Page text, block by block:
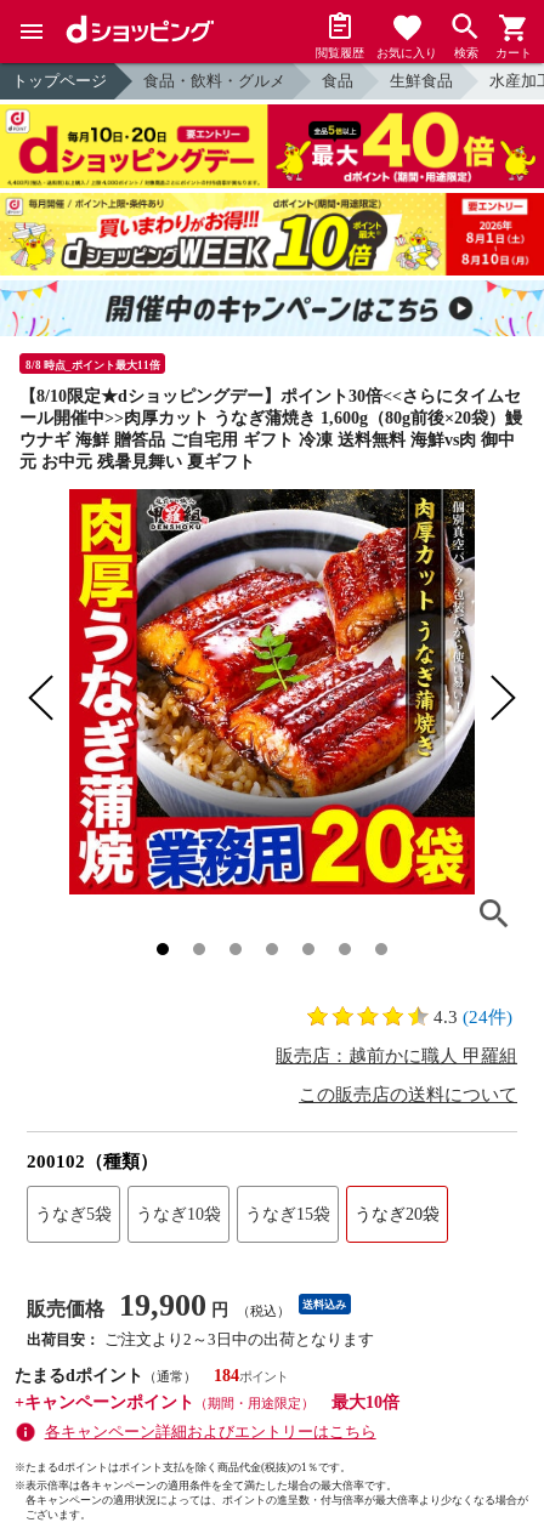
閲覧履歴 お気に入り 検索 カート
トップページ 食品・飲料・グルメ 食品 生鮮食品 水産加
8/8 時点_ポイント最大11倍
【8/10限定★dショッピングデー】ポイント30倍<<さらにタイムセ
ール開催中>>肉厚カット うなぎ蒲焼き 1,600g（80g前後×20袋）鰻
ウナギ 海鮮 贈答品 ご自宅用 ギフト 冷凍 送料無料 海鮮vs肉 御中
元 お中元 残暑見舞い 夏ギフト
4.3 (24件)
販売店：越前かに職人 甲羅組
この販売店の送料について
200102（種類）
うなぎ5袋 うなぎ10袋 うなぎ15袋 うなぎ20袋
販売価格 19,900 円 （税込） 送料込み
出荷目安：
ご注文より2～3日中の出荷となります
たまるdポイント
（通常）
184
+キャンペーンポイント
（期間・用途限定）
最大10倍
各キャンペーン詳細およびエントリーはこちら
※たまるdポイントはポイント支払を除く商品代金(税抜)の1％です。
※表示倍率は各キャンペーンの適用条件を全て満たした場合の最大倍率です。
各キャンペーンの適用状況によっては、ポイントの進呈数・付与倍率が最大倍率より少なくなる場合が
ございます。